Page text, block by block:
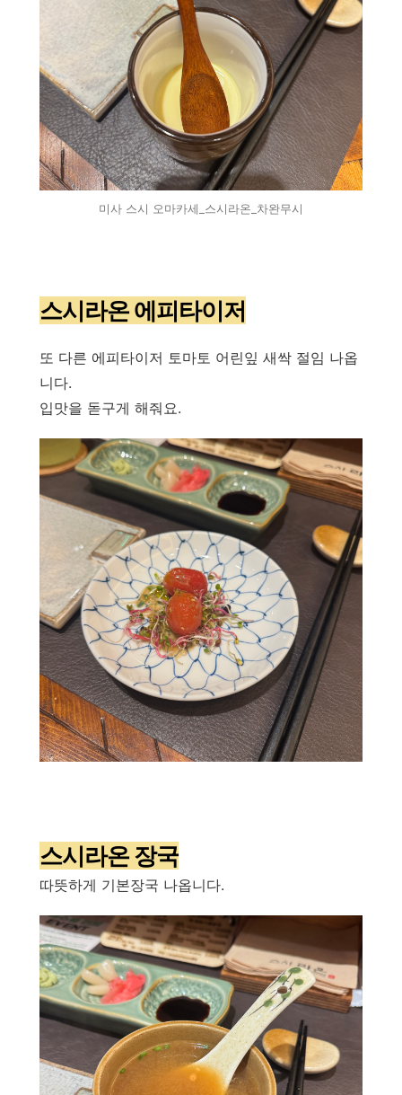
미사 스시 오마카세_스시라온_차완무시
스시라온 에피타이저
또 다른 에피타이저 토마토 어린잎 새싹 절임 나옵
니다.
입맛을 돋구게 해줘요.
스시라온 장국
따뜻하게 기본장국 나옵니다.